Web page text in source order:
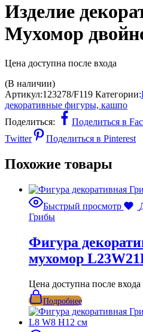
Изделие
Мухомор
Цена доступна после входа
(В наличии)
Артикул:123278/F119 Категории:
декоративные фигуры, кашпо
Поделиться:
Поделиться в
Twitter
Поделиться в Pinterest
Похожие товары
Быстрый просмотр
Грибы
Фигура
мухомор
Цена доступна после входа
Подробнее